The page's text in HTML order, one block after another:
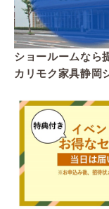
ショールームなら
カリモク家具静岡